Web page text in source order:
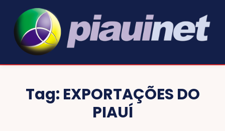
Tag: EXPORTAÇÕES DO
PIAUÍ